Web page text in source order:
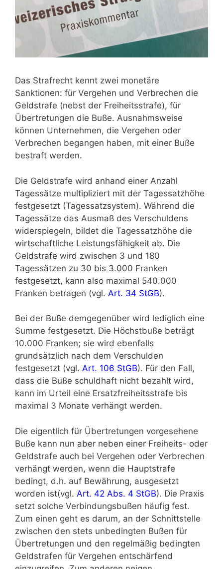
Das Strafrecht kennt zwei monetäre
Sanktionen: für Vergehen und Verbrechen die
Geldstrafe (nebst der Freiheitsstrafe), für
Übertretungen die Buße. Ausnahmsweise
können Unternehmen, die Vergehen oder
Verbrechen begangen haben, mit einer Buße
bestraft werden.
Die Geldstrafe wird anhand einer Anzahl
Tagessätze multipliziert mit der Tagessatzhöhe
festgesetzt (Tagessatzsystem). Während die
Tagessätze das Ausmaß des Verschuldens
widerspiegeln, bildet die Tagessatzhöhe die
wirtschaftliche Leistungsfähigkeit ab. Die
Geldstrafe wird zwischen 3 und 180
Tagessätzen zu 30 bis 3.000 Franken
festgesetzt, kann also maximal 540.000
Franken betragen (vgl. Art. 34 StGB).
Bei der Buße demgegenüber wird lediglich eine
Summe festgesetzt. Die Höchstbuße beträgt
10.000 Franken; sie wird ebenfalls
grundsätzlich nach dem Verschulden
festgesetzt (vgl. Art. 106 StGB). Für den Fall,
dass die Buße schuldhaft nicht bezahlt wird,
kann im Urteil eine Ersatzfreiheitsstrafe bis
maximal 3 Monate verhängt werden.
Die eigentlich für Übertretungen vorgesehene
Buße kann nun aber neben einer Freiheits- oder
Geldstrafe auch bei Vergehen oder Verbrechen
verhängt werden, wenn die Hauptstrafe
bedingt, d.h. auf Bewährung, ausgesetzt
worden ist(vgl. Art. 42 Abs. 4 StGB). Die Praxis
setzt solche Verbindungsbußen häufig fest.
Zum einen geht es darum, an der Schnittstelle
zwischen den stets unbedingten Bußen für
Übertretungen und den regelmäßig bedingten
Geldstrafen für Vergehen entschärfend